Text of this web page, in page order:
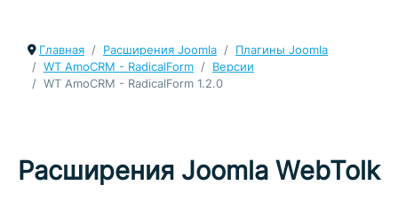
Главная Расширения Joomla
Плагины Joomla
WT AmoCRM - RadicalForm
Версии
WT AmoCRM - RadicalForm 1.2.0
Расширения Joomla WebTolk